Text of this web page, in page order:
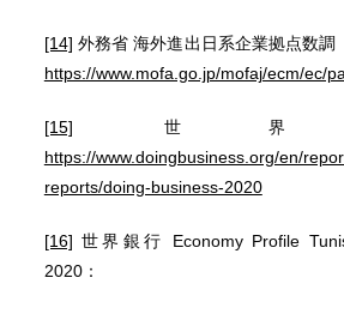
[14] 外務省 海外進出日系企業拠点数調
https://www.mofa.go.jp/mofaj/ecm/ec/
[15] 世界
https://www.doingbusiness.org/en/
reports/doing-business-2020
[16] 世界銀行 Economy Profile
2020：